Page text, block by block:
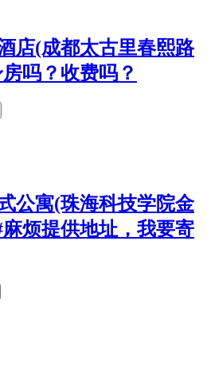
店(成都太古里春熙路
吗？收费吗？
公寓(珠海科技学院金
烦提供地址，我要寄